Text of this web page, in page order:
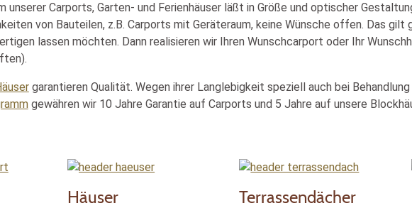
unserer Carports, Garten- und Ferienhäuser läßt in Größe und optischer
von Bauteilen, z.B. Carports mit Geräteraum, keine Wünsche offen. Das gilt
lassen möchten. Dann realisieren wir Ihren Wunschcarport oder Ihr
garantieren Qualität. Wegen ihrer Langlebigkeit speziell auch bei
gewähren wir 10 Jahre Garantie auf Carports und 5 Jahre auf unsere
Häuser Terrassendächer